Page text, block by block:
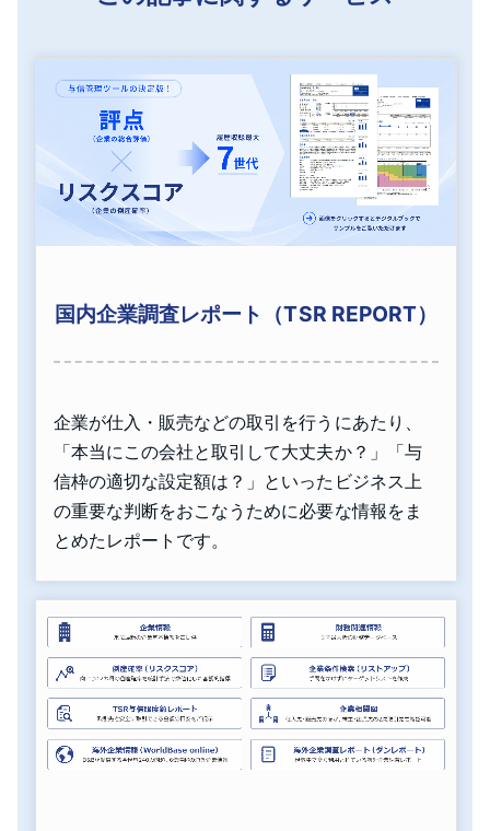
国内企業調査レポート（TSR REPORT）
企業が仕入・販売などの取引を行うにあたり、
「本当にこの会社と取引して大丈夫か？」「与
信枠の適切な設定額は？」といったビジネス上
の重要な判断をおこなうために必要な情報をま
とめたレポートです。